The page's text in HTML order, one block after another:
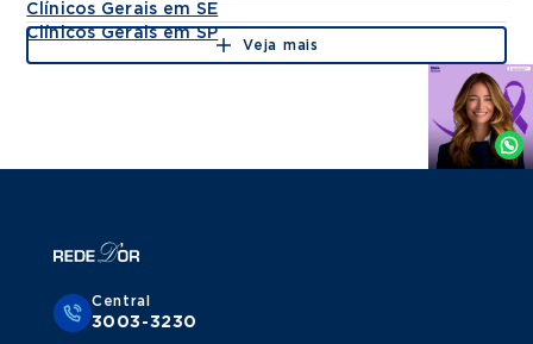
Clínicos Gerais em SE
Clínicos Gerais em SP
Veja mais
Agende
Whatsapp
Central
3003-3230